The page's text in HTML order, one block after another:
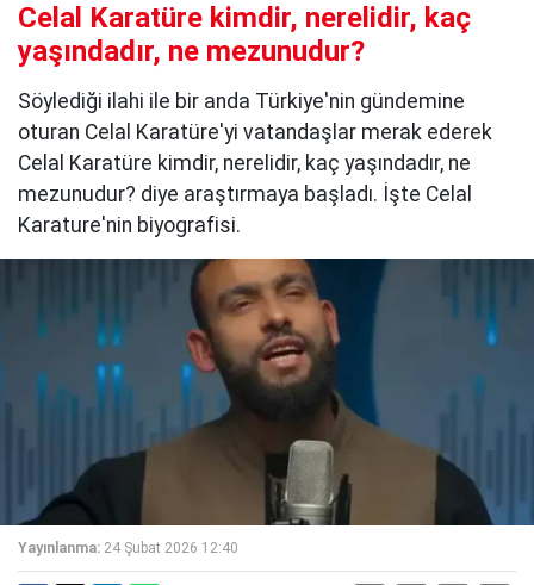
Celal Karatüre kimdir, nerelidir, kaç
yaşındadır, ne mezunudur?
Söylediği ilahi ile bir anda Türkiye'nin gündemine
oturan Celal Karatüre'yi vatandaşlar merak ederek
Celal Karatüre kimdir, nerelidir, kaç yaşındadır, ne
mezunudur? diye araştırmaya başladı. İşte Celal
Karature'nin biyografisi.
Yayınlanma: 24 Şubat 2026 12:40